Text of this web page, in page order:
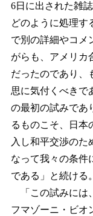
6日に出された雑
どのように処理す
で別の詳細やコメ
がらも、アメリカ
だったのであり、
思に気付くべきで
の最初の試みであ
るものこそ、日本
入し和平交渉のた
なって我々の条件
である」と続ける。
「この試みには
フマゾーニ・ビオ